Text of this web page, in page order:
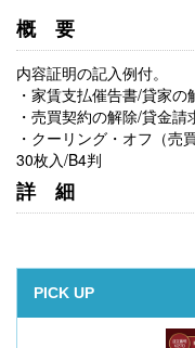
概要
内容証明の記入例付。
・家賃支払催告書/貸家の
・売買契約の解除/貸金請
・クーリング・オフ（売
30枚入/B4判
詳細
PICK UP